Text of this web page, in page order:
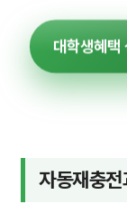
대학생혜택
자동재충